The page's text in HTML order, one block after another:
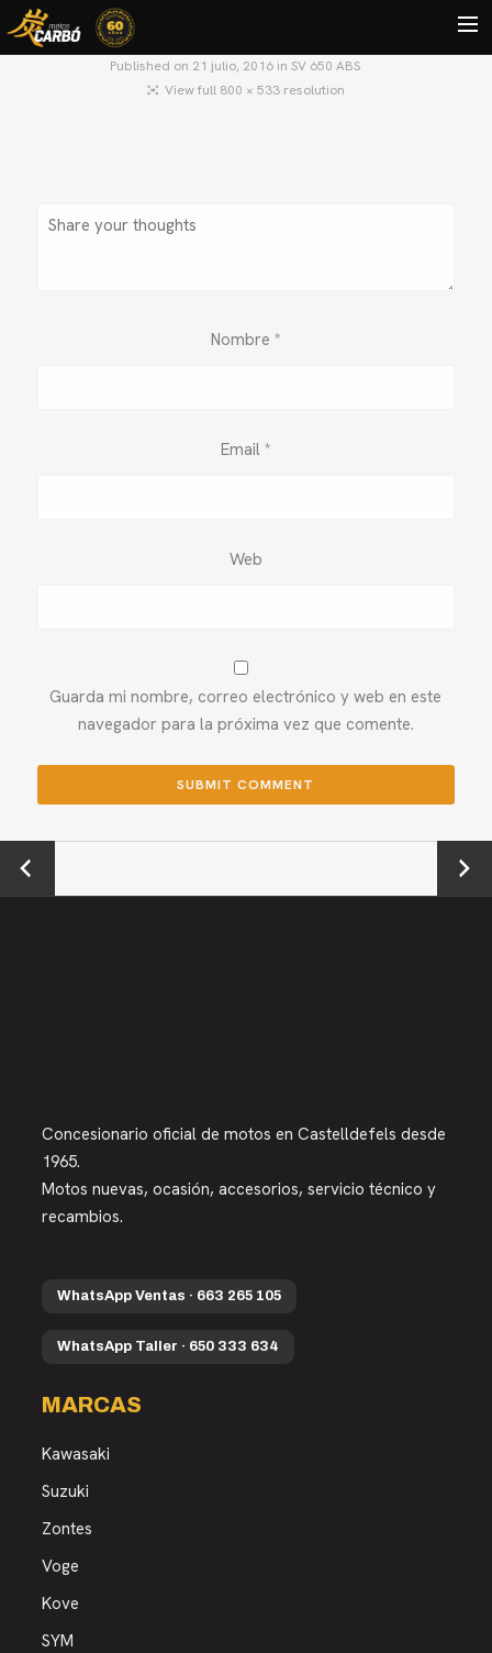
BLOG
Published on 21 julio, 2016in SV 650 ABS
View full 800 × 533 resolution
Nombre *
Email *
Web
Guarda mi nombre, correo electrónico y web en este
navegador para la próxima vez que comente.
←
Previou
Next →
Concesionario oficial de motos en Castelldefels desde
1965.
Motos nuevas, ocasión, accesorios, servicio técnico y
recambios.
WhatsApp Ventas · 663 265 105
WhatsApp Taller · 650 333 634
MARCAS
Kawasaki
Suzuki
Zontes
Voge
Kove
SYM